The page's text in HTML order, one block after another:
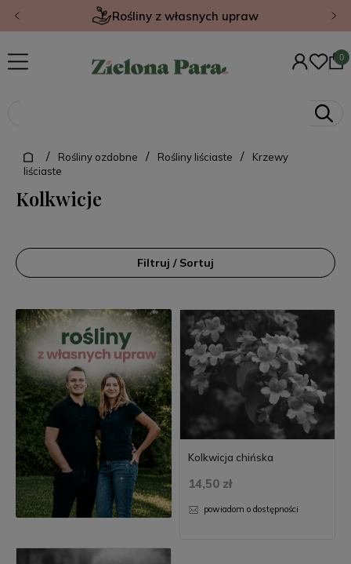
Rośliny z własnych upraw
/ Rośliny ozdobne / Rośliny liściaste /
Krzewy
liściaste
Kolkwicje
Filtruj / Sortuj
Kolkwicja chińska
14,50 zł
powiadom o dostępności